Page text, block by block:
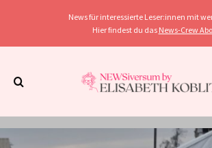
News für interessierte Leser:innen mit
Hier findest du das News-Crew Abo